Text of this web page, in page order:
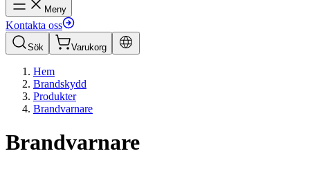
Meny
Kontakta oss
Sök Varukorg
Hem
Brandskydd
Produkter
Brandvarnare
Brandvarnare